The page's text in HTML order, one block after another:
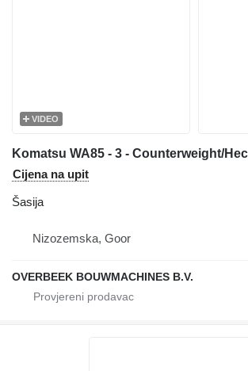
VIDEO
Cijena na upit
Šasija
Nizozemska, Goor
OVERBEEK BOUWMACHINES B.V.